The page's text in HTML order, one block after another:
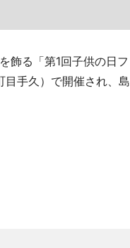
飾る「第1回子供の日フ
手久）で開催され、島